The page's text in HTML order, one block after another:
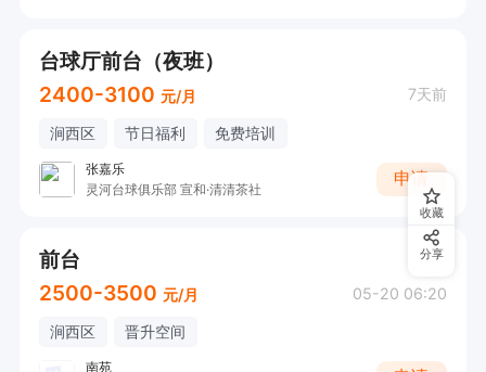
台球厅前台（夜班）
2400-3100 元/月 7天前
涧西区 节日福利 免费培训
张嘉乐
灵河台球俱乐部 宣和·清清茶社
申请
前台
2500-3500 元/月 05-20 06:20
涧西区 晋升空间
南苑
收藏
分享